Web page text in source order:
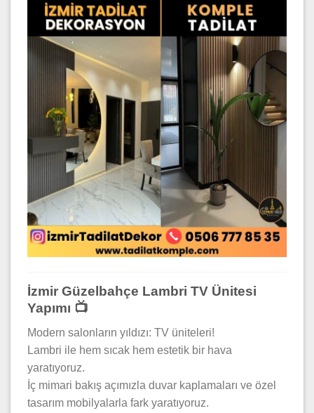
İzmir Güzelbahçe Lambri TV Ünitesi
Yapımı 📺
Modern salonların yıldızı: TV üniteleri!
Lambri ile hem sıcak hem estetik bir hava
yaratıyoruz.
İç mimari bakış açımızla duvar kaplamaları ve özel
tasarım mobilyalarla fark yaratıyoruz.